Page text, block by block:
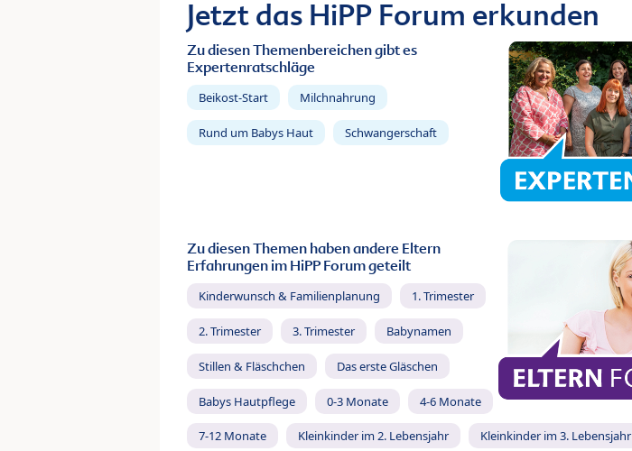
Jetzt das HiPP Forum erkunden
Zu diesen Themenbereichen gibt es
Expertenratschläge
Beikost-Start Milchnahrung
Rund um Babys Haut Schwangerschaft
Zu diesen Themen haben andere Eltern
Erfahrungen im HiPP Forum geteilt
Kinderwunsch & Familienplanung 1. Trimester
2. Trimester 3. Trimester Babynamen
Stillen & Fläschchen Das erste Gläschen
Babys Hautpflege 0-3 Monate 4-6 Monate
7-12 Monate Kleinkinder im 2. Lebensjahr Kleinkinder im 3. Lebensjahr